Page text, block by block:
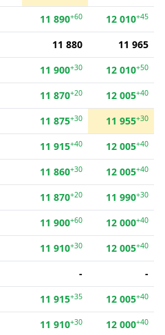
11 890+60 12 010+45
11 880
11 965
11 900+30 12 010+50
11 870+20 12 005+40
11 875+30 11 955+30
11 915+40 12 005+40
11 860+30 12 005+40
11 870+20 11 990+30
11 900+60 12 000+40
11 910+30 12 005+40
-
-
11 915+35 12 005+40
11 910+30 12 000+40